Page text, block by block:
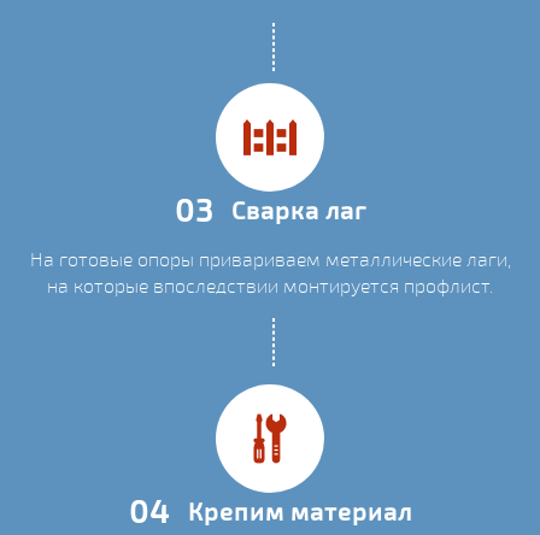
03 Сварка лаг
На готовые опоры привариваем металлические лаги,
на которые впоследствии монтируется профлист.
04 Крепим материал